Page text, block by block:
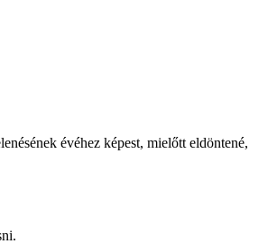
évéhez képest, mielőtt eldöntené,